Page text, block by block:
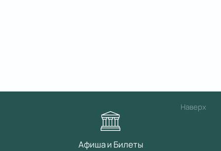
Наверх
Афиша и Билеты